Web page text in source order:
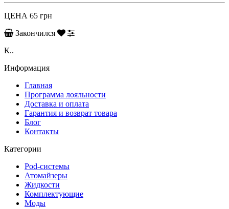
ЦЕНА 65 грн
Закончился
К..
Информация
Главная
Программа лояльности
Доставка и оплата
Гарантия и возврат товара
Блог
Контакты
Категории
Pod-системы
Атомайзеры
Жидкости
Комплектующие
Моды